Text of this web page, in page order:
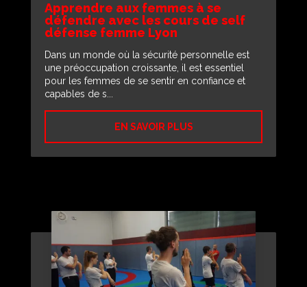
Apprendre aux femmes à se
défendre avec les cours de self
défense femme Lyon
Dans un monde où la sécurité personnelle est
une préoccupation croissante, il est essentiel
pour les femmes de se sentir en confiance et
capables de s...
EN SAVOIR PLUS